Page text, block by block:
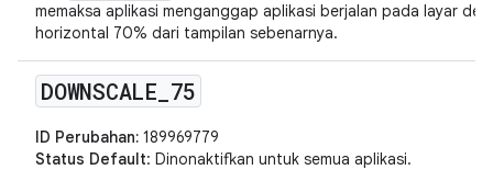
memaksa aplikasi menganggap aplikasi berjalan pada layar
horizontal 70% dari tampilan sebenarnya.
DOWNSCALE 75
ID Perubahan: 189969779
Status Default: Dinonaktifkan untuk semua aplikasi.